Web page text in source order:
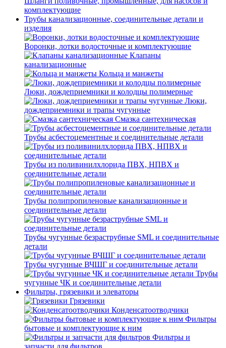
комплектующие
Трубы канализационные, соединительные детали и
изделия
Воронки, лотки водосточные и комплектующие
Клапаны
канализационные
Кольца и манжеты
Люки, дождеприемники и колодцы полимерные
Люки,
дождеприемники и трапы чугунные
Смазка сантехническая
Трубы асбестоцементные и соединительные детали
Трубы из поливинилхлорида ПВХ, НПВХ и
соединительные детали
Трубы полипропиленовые канализационные и
соединительные детали
Трубы чугунные безраструбные SML и соединительные
детали
Трубы чугунные ВЧШГ и соединительные детали
Трубы
чугунные ЧК и соединительные детали
Фильтры, грязевики и элеваторы
Грязевики
Конденсатоотводчики
Фильтры
бытовые и комплектующие к ним
Фильтры и
запчасти для фильтров